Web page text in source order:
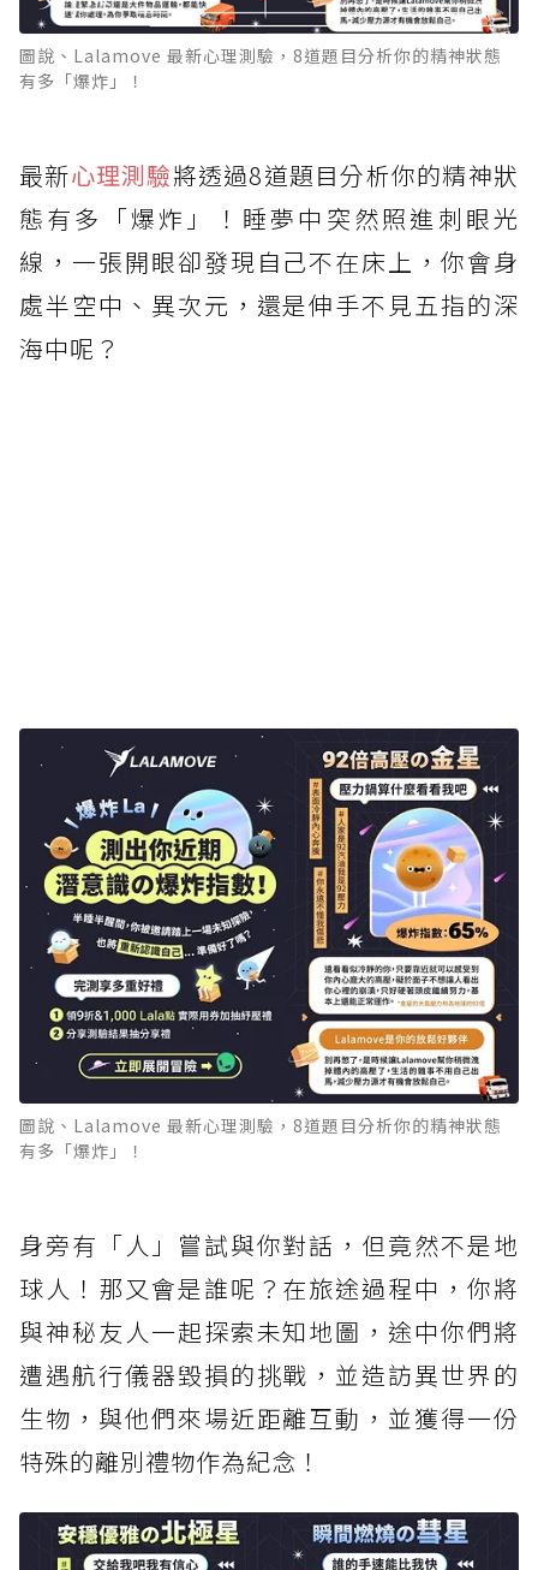
圖說、Lalamove 最新心理測驗，8道題目分析你的精神狀態
有多「爆炸」！
最新心理測驗將透過8道題目分析你的精神狀
態有多「爆炸」！睡夢中突然照進刺眼光
線，一張開眼卻發現自己不在床上，你會身
處半空中、異次元，還是伸手不見五指的深
海中呢？
圖說、Lalamove 最新心理測驗，8道題目分析你的精神狀態
有多「爆炸」！
身旁有「人」嘗試與你對話，但竟然不是地
球人！那又會是誰呢？在旅途過程中，你將
與神秘友人一起探索未知地圖，途中你們將
遭遇航行儀器毀損的挑戰，並造訪異世界的
生物，與他們來場近距離互動，並獲得一份
特殊的離別禮物作為紀念！